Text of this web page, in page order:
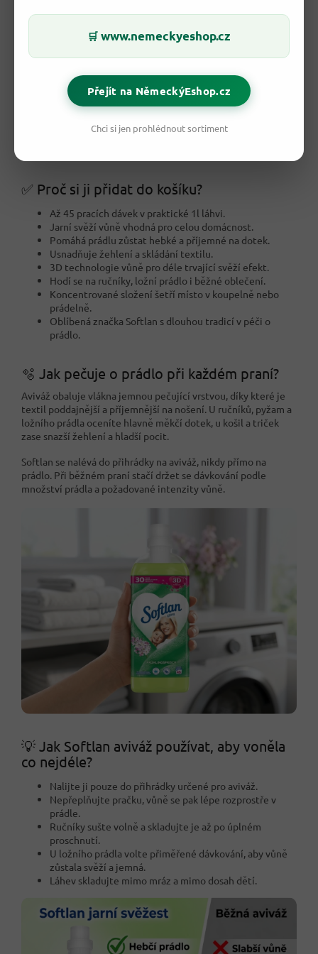
🛒 www.nemeckyeshop.cz
Přejít na NěmeckýEshop.cz
Chci si jen prohlédnout sortiment
✅ Proč si ji přidat do košíku?
Až 45 pracích dávek v praktické 1l láhvi.
Jarní svěží vůně vhodná pro celou domácnost.
Pomáhá prádlu zůstat hebké a příjemné na dotek.
Usnadňuje žehlení a skládání textilu.
3D technologie vůně pro déle trvající svěží efekt.
Hodí se na ručníky, ložní prádlo i běžné oblečení.
Koncentrované složení šetří místo v koupelně nebo
prádelně.
Oblíbená značka Softlan s dlouhou tradicí v péči o
prádlo.
🫧 Jak pečuje o prádlo při každém praní?
Aviváž obaluje vlákna jemnou pečující vrstvou, díky které je
textil poddajnější a příjemnější na nošení. U ručníků, pyžam a
ložního prádla oceníte hlavně měkčí dotek, u košil a triček
zase snazší žehlení a hladší pocit.
Softlan se nalévá do přihrádky na aviváž, nikdy přímo na
prádlo. Při běžném praní stačí držet se dávkování podle
množství prádla a požadované intenzity vůně.
💡 Jak Softlan aviváž používat, aby voněla
co nejdéle?
Nalijte ji pouze do přihrádky určené pro aviváž.
Nepřeplňujte pračku, vůně se pak lépe rozprostře v
prádle.
Ručníky sušte volně a skladujte je až po úplném
proschnutí.
U ložního prádla volte přiměřené dávkování, aby vůně
zůstala svěží a jemná.
Láhev skladujte mimo mráz a mimo dosah dětí.